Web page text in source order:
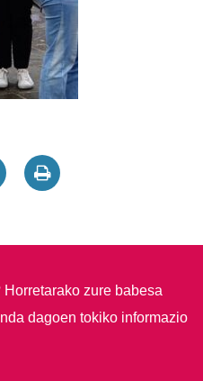
Horretarako zure babesa
dagoen tokiko informazio